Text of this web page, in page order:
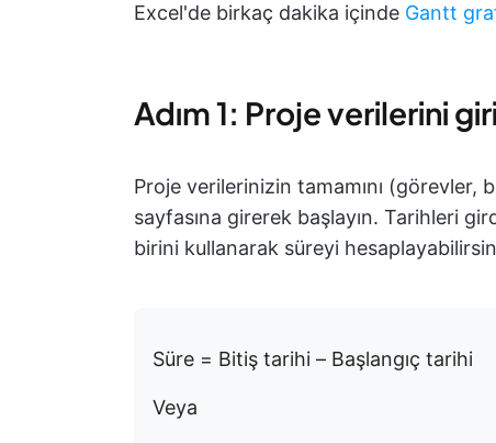
Excel'de birkaç dakika içinde Gantt
Adım 1: Proje verilerini
Proje verilerinizin tamamını (görevler,
sayfasına girerek başlayın. Tarihleri
birini kullanarak süreyi
Süre = Bitiş tarihi – Başlangıç tarihi
Veya